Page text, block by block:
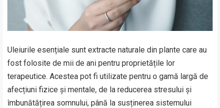
Uleiurile esențiale sunt extracte naturale din plante care au
fost folosite de mii de ani pentru proprietățile lor
terapeutice. Acestea pot fi utilizate pentru o gamă largă de
afecțiuni fizice și mentale, de la reducerea stresului și
îmbunătățirea somnului, până la susținerea sistemului